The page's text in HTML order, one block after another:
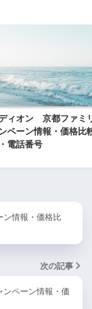
ィオン 京都ファミ
ペーン情報・価格比
電話番号
情報・価格比
次の記事
ペーン情報・価